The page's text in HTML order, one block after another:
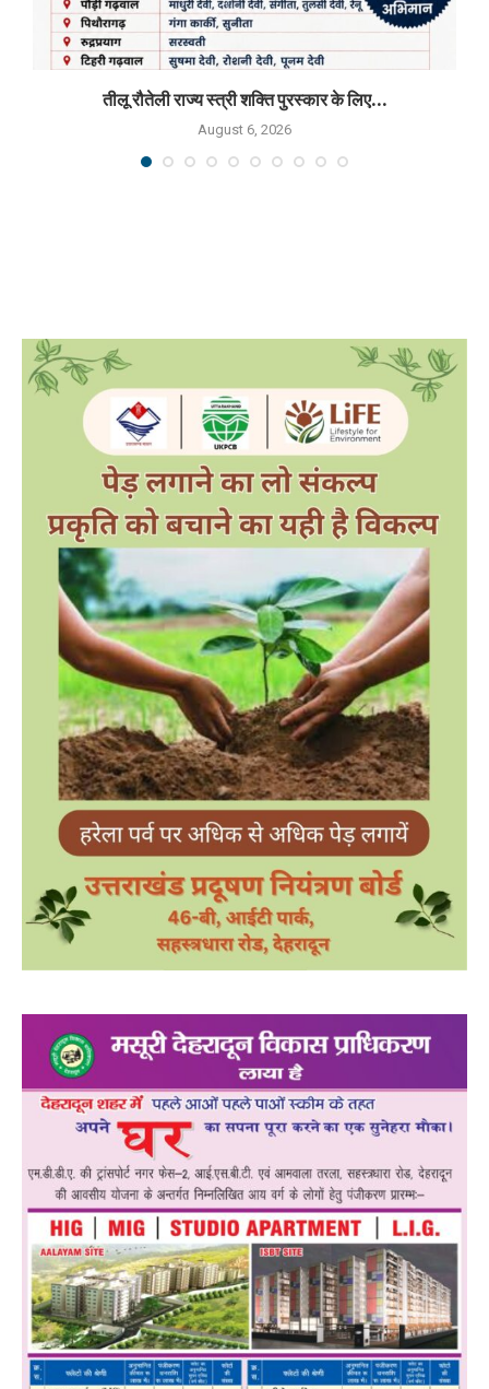
तीलू रौतेली राज्य स्त्री शक्ति पुरस्कार के लिए...
August 6, 2026